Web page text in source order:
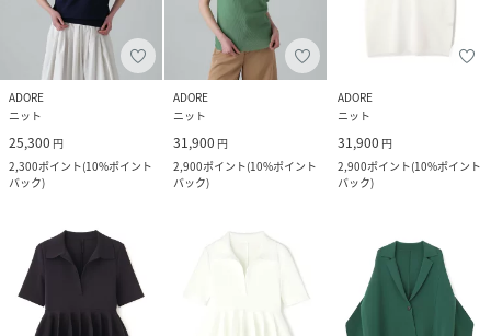
ADORE
ニット
25,300 円
2,300ポイント(10%ポイント
バック)
ADORE
ニット
31,900 円
2,900ポイント(10%ポイント
バック)
ADORE
ニット
31,900 円
2,900ポイント(10%ポイント
バック)